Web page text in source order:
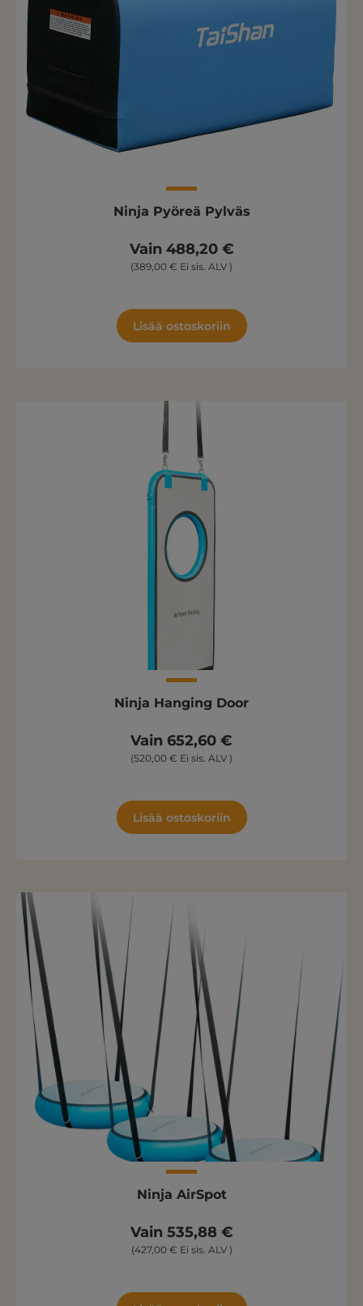
Ninja Pyöreä Pylväs
Vain 488,20 €
(389,00 € Ei sis. ALV )
Lisää ostoskoriin
Ninja Hanging Door
Vain 652,60 €
(520,00 € Ei sis. ALV )
Lisää ostoskoriin
Ninja AirSpot
Vain 535,88 €
(427,00 € Ei sis. ALV )